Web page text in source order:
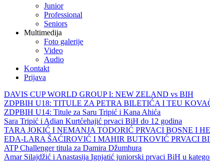
Junior
Professional
Seniors
Multimedija
Foto galerije
Video
Audio
Kontakt
Prijava
DAVIS CUP WORLD GROUP I: NEW ZELAND vs BIH
ZDPBIH U18: TITULE ZA PETRA BILETIĆA I TEU
ZDPBIH U14: Titule za Saru Tripić i Kana Ahića
Sara Tripić i Adian Kurtćehajić prvaci BiH do 12 godina
TARA JOKIĆ I NEMANJA TODORIĆ PRVACI BOSNE I
EDA-LARA ŠAĆIROVIĆ I MAHIR BUTKOVIĆ PRVACI
ATP Challenger titula za Damira Džumhura
Amar Silajdžić i Anastasija Ignjatić juniorski prvaci BiH u